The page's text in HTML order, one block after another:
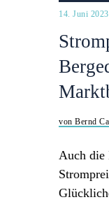
14. Juni 2023
von Bernd
Auch die